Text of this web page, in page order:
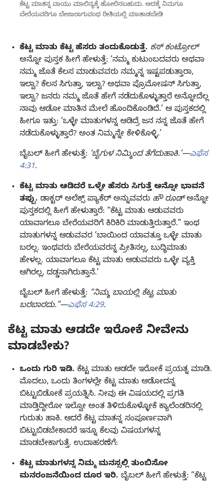
ಕೆಟ್ಟ ಮಾತನ್ನ ವಾಯು ಮಾಲಿನ್ಯಕ್ಕೆ ಹೋಲಿಸಬಹುದು. ಅದಕ್ಕೆ ನಿಮಗೂ
ಬೇರೆಯವರಿಗೂ ಬೇಜಾರಾಗುವಂಥ ರೀತಿಯಲ್ಲಿ ಮಾತಾಡಬೇಡಿ
ಕೆಟ್ಟ ಮಾತು ಕೆಟ್ಟ ಹೆಸರು ತಂದುಕೊಡುತ್ತೆ. ಕಸ್‌ ಕಂಟ್ರೋಲ್‌
ಅನ್ನೋ ಪುಸ್ತಕ ಹೀಗೆ ಹೇಳುತ್ತೆ: ‘ನಮ್ಮ ಕುಟುಂಬದವರು ಅಥವಾ
ನಮ್ಮ ಜೊತೆ ಕೆಲಸ ಮಾಡುವವರು ನಮ್ಮನ್ನ ಇಷ್ಟಪಡುತ್ತಾರಾ,
ಇಲ್ವಾ? ಕೆಲಸ ಸಿಗುತ್ತಾ, ಇಲ್ವಾ? ಅಥವಾ ಪ್ರೊಮೋಷನ್‌ ಸಿಗುತ್ತಾ,
ಇಲ್ವಾ? ಜನರು ನಮ್ಮ ಜೊತೆ ಹೇಗೆ ನಡೆದುಕೊಳ್ಳುತ್ತಾರೆ ಅನ್ನೋದೆಲ್ಲ
ನಾವು ಆಡೋ ಮಾತಿನ ಮೇಲೆ ಹೊಂದಿಕೊಂಡಿದೆ.’ ಆ ಪುಸ್ತಕದಲ್ಲಿ
ಹೀಗೂ ಇತ್ತು: ‘ಒಳ್ಳೇ ಮಾತುಗಳನ್ನ ಆಡಿದ್ರೆ ಜನ ನನ್ನ ಜೊತೆ ಹೇಗೆ
ನಡೆದುಕೊಳ್ಳುತ್ತಾರೆ? ಅಂತ ನಿಮ್ಮನ್ನೇ ಕೇಳಿಕೊಳ್ಳಿ.’
ಬೈಬಲ್‌ ಹೀಗೆ ಹೇಳುತ್ತೆ: ‘ಬೈಗುಳ ನಿಮ್ಮಿಂದ ತೆಗೆದುಹಾಕಿ.’—ಎಫೆಸ
4:31.
ಕೆಟ್ಟ ಮಾತು ಆಡಿದರೆ ಒಳ್ಳೇ ಹೆಸರು ಸಿಗುತ್ತೆ ಅನ್ನೋ ಭಾವನೆ
ತಪ್ಪು. ಡಾಕ್ಟರ್‌ ಅಲೆಕ್ಸ್‌ ಪ್ಯಾಕೆರ್‌ ಅನ್ನುವವರು ಹೌ ರೂಡ್‌ಅನ್ನೋ
ಪುಸ್ತಕದಲ್ಲಿ ಹೀಗೆ ಹೇಳುತ್ತಾರೆ: “ಕೆಟ್ಟ ಮಾತು ಆಡುವವರು
ಯಾವಾಗಲೂ ಬೇರೆಯವರಿಗೆ ಕಿರಿಕಿರಿ ಮಾಡುತ್ತಿರುತ್ತಾರೆ.” ಇಂಥ
ಮಾತುಗಳನ್ನ ಆಡುವವರ ‘ಬಾಯಿಂದ ಯಾವತ್ತೂ ಒಳ್ಳೇ ಮಾತು
ಬರಲ್ಲ. ಇಂಥವರು ಬೇರೆಯವರನ್ನ ಪ್ರೀತಿಸಲ್ಲ, ಬುದ್ಧಿಮಾತು
ಹೇಳಲ್ಲ. ಯಾವಾಗಲೂ ಕೆಟ್ಟ ಮಾತು ಆಡುವವರು ಒಳ್ಳೇ ವ್ಯಕ್ತಿ
ಆಗಿರಲ್ಲ, ದಡ್ಡನಾಗಿರುತ್ತಾನೆ.’
ಬೈಬಲ್‌ ಹೀಗೆ ಹೇಳುತ್ತೆ: “ನಿಮ್ಮ ಬಾಯಲ್ಲಿ ಕೆಟ್ಟ ಮಾತು
ಬರಬಾರದು.”—ಎಫೆಸ 4:29.
ಕೆಟ್ಟ ಮಾತು ಆಡದೇ ಇರೋಕೆ ನೀವೇನು
ಮಾಡಬೇಕು?
ಒಂದು ಗುರಿ ಇಡಿ. ಕೆಟ್ಟ ಮಾತು ಆಡದೇ ಇರೋಕೆ ಪ್ರಯತ್ನ ಮಾಡಿ.
ಮೊದಲು, ಒಂದು ತಿಂಗಳಲ್ಲೇ ಕೆಟ್ಟ ಮಾತು ಆಡೋದನ್ನ
ಬಿಟ್ಟುಬಿಡೋಕೆ ಪ್ರಯತ್ನಿಸಿ. ನೀವು ಈ ವಿಷಯದಲ್ಲಿ ಪ್ರಗತಿ
ಮಾಡ್ತಿದ್ದೀರೋ ಇಲ್ವೋ ಅಂತ ತಿಳಿದುಕೊಳ್ಳೋಕೆ ಕ್ಯಾಲೆಂಡರಿನಲ್ಲಿ
ಗುರುತು ಹಾಕಿ. ಆದರೆ ಕೆಟ್ಟ ಮಾತನ್ನ ಸಂಪೂರ್ಣವಾಗಿ
ಬಿಟ್ಟುಬಿಡಬೇಕಾದರೆ ಇನ್ನೂ ಕೆಲವು ವಿಷಯಗಳನ್ನ
ಮಾಡಬೇಕಾಗುತ್ತೆ. ಉದಾಹರಣೆಗೆ:
ಕೆಟ್ಟ ಮಾತುಗಳನ್ನ ನಿಮ್ಮ ಮನಸ್ಸಲ್ಲಿ ತುಂಬಿಸೋ
ಮನರಂಜನೆಯಿಂದ ದೂರ ಇರಿ. ಬೈಬಲ್‌ ಹೀಗೆ ಹೇಳುತ್ತೆ: “ಕೆಟ್ಟ